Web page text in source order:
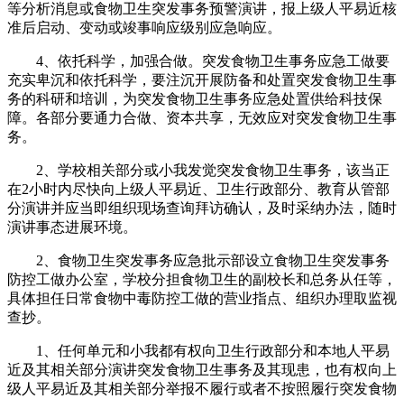
等分析消息或食物卫生突发事务预警演讲，报上级人平易近核
准后启动、变动或竣事响应级别应急响应。
4、依托科学，加强合做。突发食物卫生事务应急工做要
充实卑沉和依托科学，要注沉开展防备和处置突发食物卫生事
务的科研和培训，为突发食物卫生事务应急处置供给科技保
障。各部分要通力合做、资本共享，无效应对突发食物卫生事
务。
2、学校相关部分或小我发觉突发食物卫生事务，该当正
在2小时内尽快向上级人平易近、卫生行政部分、教育从管部
分演讲并应当即组织现场查询拜访确认，及时采纳办法，随时
演讲事态进展环境。
2、食物卫生突发事务应急批示部设立食物卫生突发事务
防控工做办公室，学校分担食物卫生的副校长和总务从任等，
具体担任日常食物中毒防控工做的营业指点、组织办理取监视
查抄。
1、任何单元和小我都有权向卫生行政部分和本地人平易
近及其相关部分演讲突发食物卫生事务及其现患，也有权向上
级人平易近及其相关部分举报不履行或者不按照履行突发食物